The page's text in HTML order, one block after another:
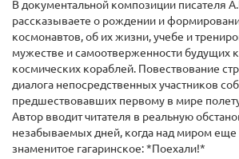
В документальной композиции писателя
рассказываете о рождении и
космонавтов, об их жизни, учебе и
мужестве и самоотверженности будущих
космических кораблей. Повествование
диалога непосредственных участников
предшествовавших первому в мире
Автор вводит читателя в реальную
незабываемых дней, когда над миром еще
знаменитое гагаринское: *Поехали!*